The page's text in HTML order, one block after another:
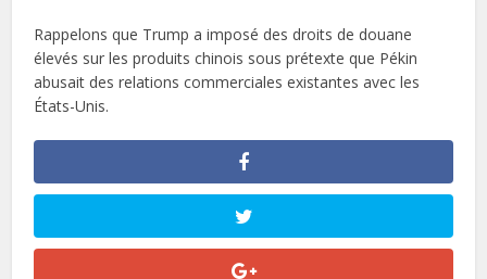
Rappelons que Trump a imposé des droits de douane
élevés sur les produits chinois sous prétexte que Pékin
abusait des relations commerciales existantes avec les
États-Unis.